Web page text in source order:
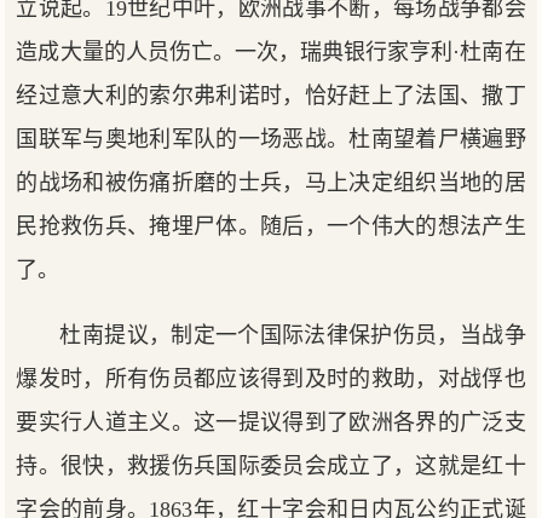
立说起。19世纪中叶，欧洲战事不断，每场战争都会
造成大量的人员伤亡。一次，瑞典银行家亨利·杜南在
经过意大利的索尔弗利诺时，恰好赶上了法国、撒丁
国联军与奥地利军队的一场恶战。杜南望着尸横遍野
的战场和被伤痛折磨的士兵，马上决定组织当地的居
民抢救伤兵、掩埋尸体。随后，一个伟大的想法产生
了。
杜南提议，制定一个国际法律保护伤员，当战争
爆发时，所有伤员都应该得到及时的救助，对战俘也
要实行人道主义。这一提议得到了欧洲各界的广泛支
持。很快，救援伤兵国际委员会成立了，这就是红十
字会的前身。1863年，红十字会和日内瓦公约正式诞